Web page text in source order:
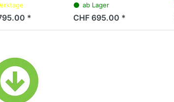
Service-
4-Kanal-
*
andere elektrische
Systeme in
Kraftfahrzeugen.
ab Lager
CHF 695.00 *